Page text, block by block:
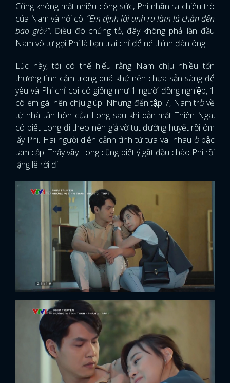
Cũng không mất nhiều công sức, Phi nhận ra chiêu trò
của Nam và hỏi cô: “Em định lôi anh ra làm lá chắn đến
bao giờ?”. Điều đó chứng tỏ, đây không phải lần đầu
Nam vô tư gọi Phi là bạn trai chỉ để né thính đàn ông.
Lúc này, tôi có thể hiểu rằng Nam chịu nhiều tổn
thương tình cảm trong quá khứ nên chưa sẵn sàng để
yêu và Phi chỉ coi cô giống như 1 người đồng nghiệp, 1
cô em gái nên chịu giúp. Nhưng đến tập 7, Nam trở về
từ nhà tân hôn của Long sau khi dằn mặt Thiên Nga,
cô biết Long đi theo nên giả vờ tụt đường huyết rồi ôm
lấy Phi. Hai người diễn cảnh tình tứ tựa vai nhau ở bậc
tam cấp. Thấy vậy Long cũng biết ý gật đầu chào Phi rồi
lặng lẽ rời đi.